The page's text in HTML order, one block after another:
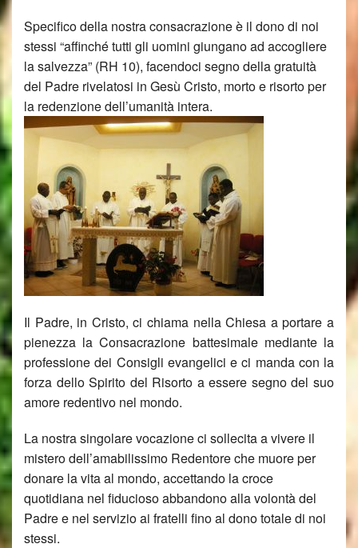
Specifico della nostra consacrazione è il dono di noi
stessi “affinché tutti gli uomini giungano ad accogliere
la salvezza” (RH 10), facendoci segno della gratuità
del Padre rivelatosi in Gesù Cristo, morto e risorto per
la redenzione dell’umanità intera.
Il Padre, in Cristo, ci chiama nella Chiesa a portare a
pienezza la Consacrazione battesimale mediante la
professione dei Consigli evangelici e ci manda con la
forza dello Spirito del Risorto a essere segno del suo
amore redentivo nel mondo.
La nostra singolare vocazione ci sollecita a vivere il
mistero dell’amabilissimo Redentore che muore per
donare la vita al mondo, accettando la croce
quotidiana nel fiducioso abbandono alla volontà del
Padre e nel servizio ai fratelli fino al dono totale di noi
stessi.